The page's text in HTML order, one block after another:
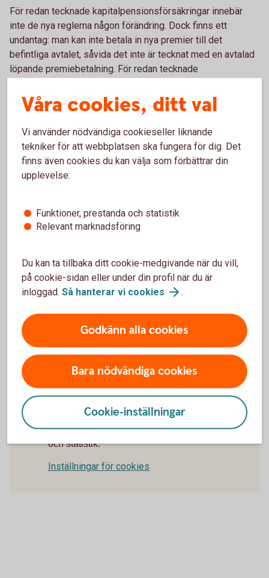
För redan tecknade kapitalpensionsförsäkringar innebär
inte de nya reglerna någon förändring. Dock finns ett
undantag: man kan inte betala in nya premier till det
befintliga avtalet, såvida det inte är tecknat med en avtalad
löpande premiebetalning. För redan tecknade
innebär detta att man kan fortsätta premiebetalning i
oförändrad takt och storlek. Observera dock att det är
förbjudet att göra ändring i det ingångna försäkringsavtalets
premiebetalning.
Du placerar pengarna i bankens breda utbud av fonder. Du
kan när som helst, kostnads- och skattefritt, byta fond
Du kan följa fondernas utveckling via internetbanken, i
kurslistan eller genom att ringa oss.
Så här tar du ut pengarna
Pengarna kan tidigast tas ut från din 55-årsdag och
kortaste utbetalningstid är fem år. Pengarna betalas i regel
ut månadsvis. Om du dör innan utbetalning påbörjats,
betalas pengarna ut till dina förmånstagare, det vill säga de
personer du bestämt ska få dina pengar vid dödsfall. All
utbetalning är skattefri.
För att se detta innehåll behöver du först
godkänna cookies för Funktioner, prestanda
och statistik.
Inställningar för cookies
Våra cookies, ditt val
Vi använder nödvändiga cookieseller liknande
tekniker för att webbplatsen ska fungera för dig. Det
finns även cookies du kan välja som förbättrar din
upplevelse:
Funktioner, prestanda och statistik
Relevant marknadsföring
Du kan ta tillbaka ditt cookie-medgivande när du vill,
på cookie-sidan eller under din profil när du är
inloggad. Så hanterar vi cookies .
Godkänn alla cookies
Bara nödvändiga cookies
Cookie-inställningar